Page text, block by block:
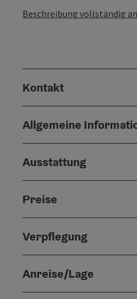
Beschreibung vollständig
Kontakt
Allgemeine
Ausstattung
Preise
Verpflegung
Anreise/Lage